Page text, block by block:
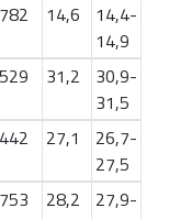
14,6
14,4-
14,9
31,2
30,9-
31,5
27,1
26,7-
27,5
28,2
27,9-